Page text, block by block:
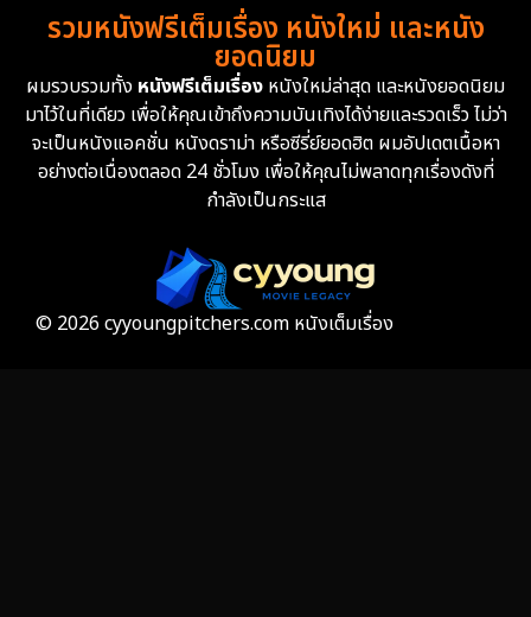
Family ครอบครัว 366
Fantasy จินตนาการ 332
Fiction 9
รวมหนังฟรีเต็มเรื่อง หนังใหม่ และหนัง
ยอดนิยม
ผมรวบรวมทั้ง หนังฟรีเต็มเรื่อง หนังใหม่ล่าสุด และหนังยอดนิยม
มาไว้ในที่เดียว เพื่อให้คุณเข้าถึงความบันเทิงได้ง่ายและรวดเร็ว ไม่ว่า
จะเป็นหนังแอคชั่น หนังดราม่า หรือซีรี่ย์ยอดฮิต ผมอัปเดตเนื้อหา
อย่างต่อเนื่องตลอด 24 ชั่วโมง เพื่อให้คุณไม่พลาดทุกเรื่องดังที่
กำลังเป็นกระแส
© 2026 cyyoungpitchers.com หนังเต็มเรื่อง